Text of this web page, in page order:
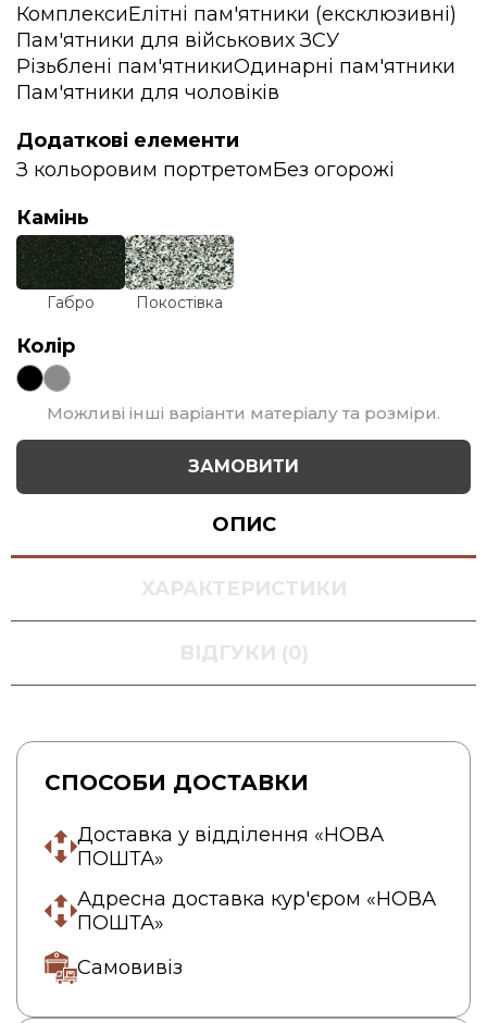
КомплексиЕлітні пам'ятники (ексклюзивні)
Пам'ятники для військових ЗСУ
Різьблені пам'ятникиОдинарні пам'ятники
Пам'ятники для чоловіків
Додаткові елементи
З кольоровим портретомБез огорожі
Камінь
Габро Покостівка
Колір
Можливі інші варіанти матеріалу та розміри.
ЗАМОВИТИ
ОПИС
ХАРАКТЕРИСТИКИ
ВІДГУКИ (0)
СПОСОБИ ДОСТАВКИ
Доставка у відділення «НОВА
ПОШТА»
Адресна доставка кур'єром «НОВА
ПОШТА»
Самовивіз